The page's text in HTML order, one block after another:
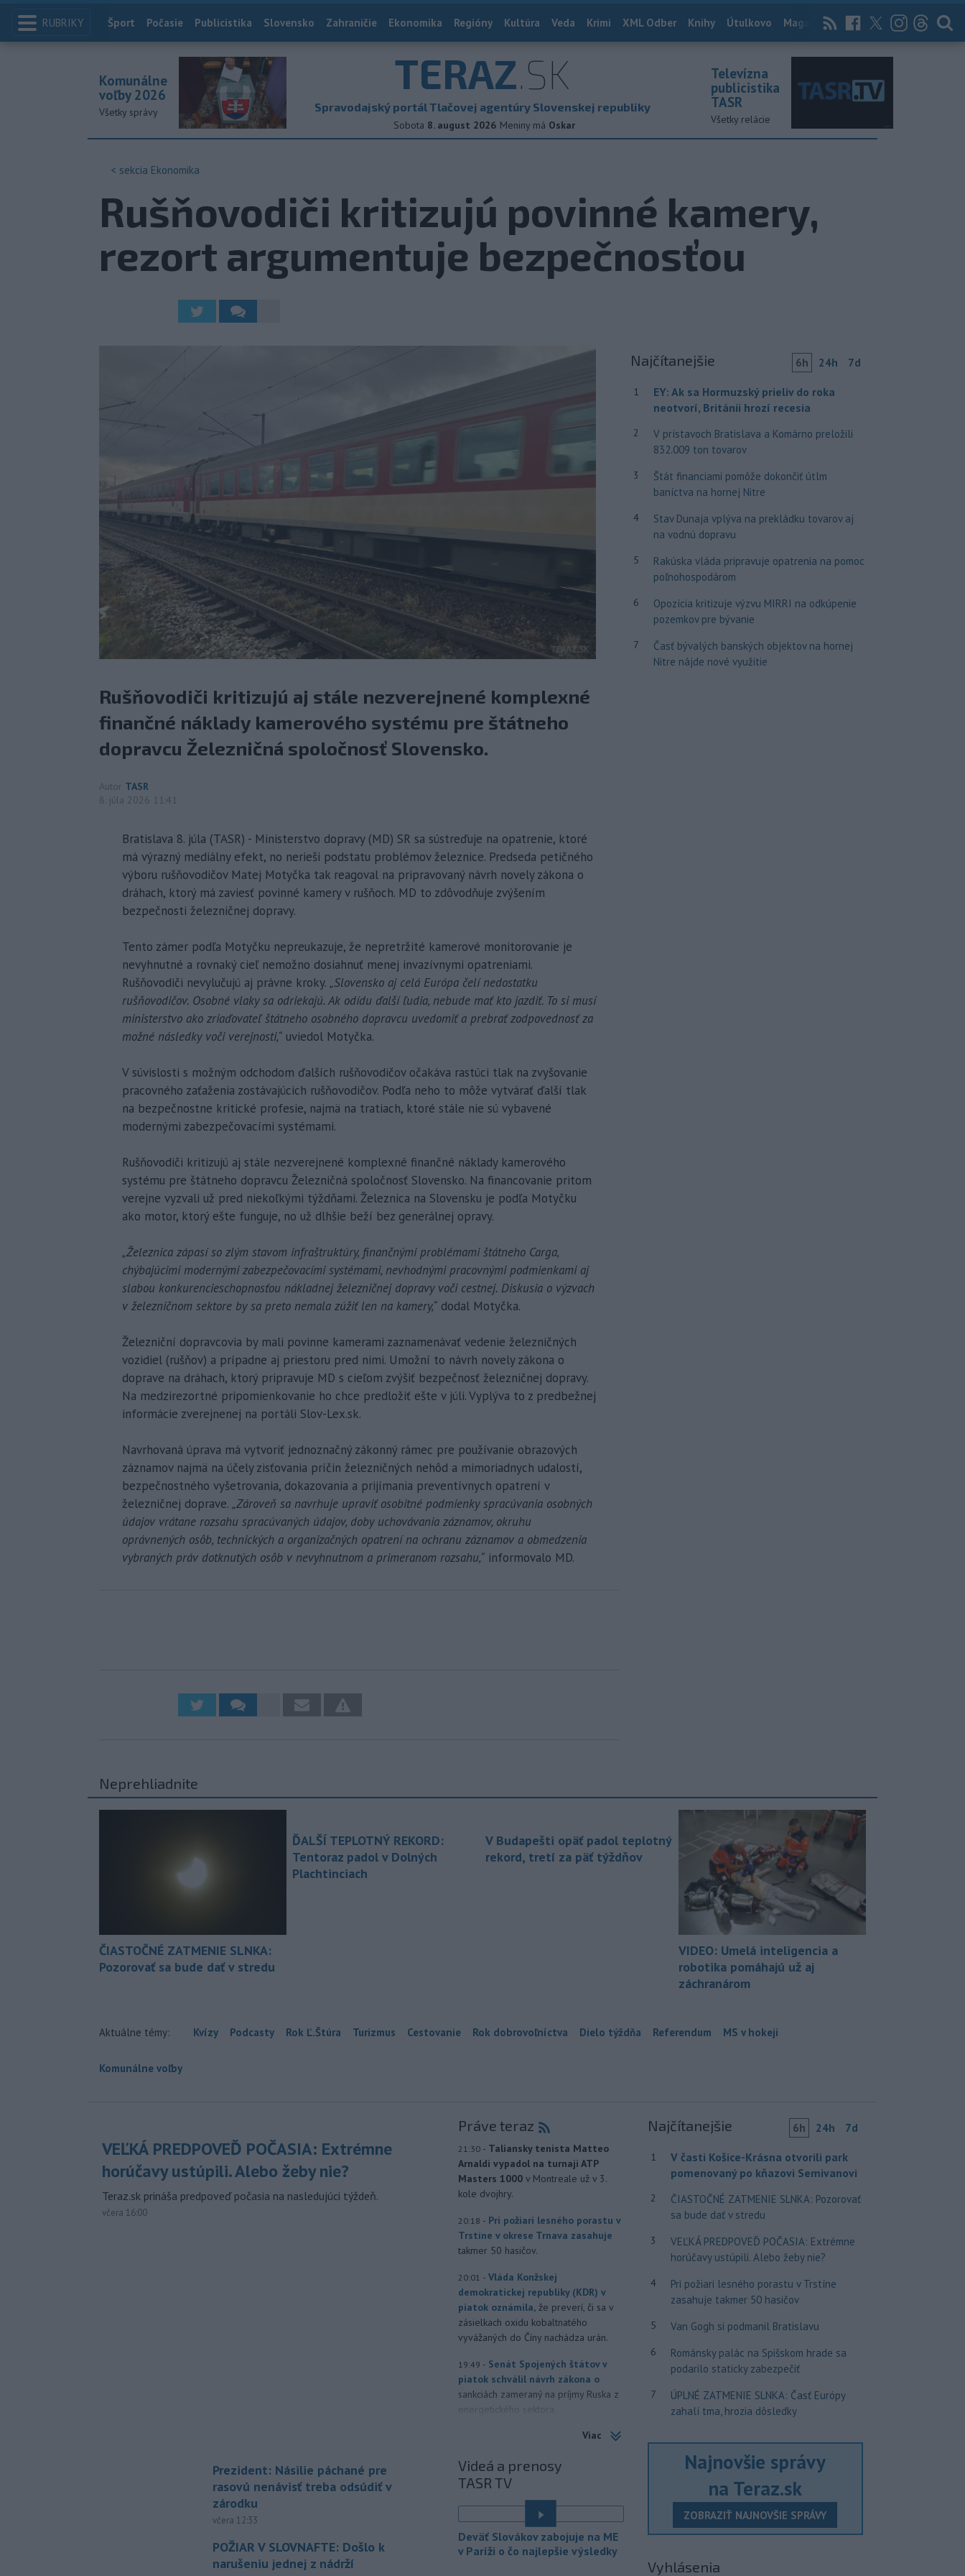
RUBRIKY Index
Šport Počasie Publicistika Slovensko Zahraničie Ekonomika Regióny Kultúra Veda Krimi XML Odber Knihy Útulkovo Magazín News Now Archív
TERAZ.SK
Spravodajský portál Tlačovej agentúry Slovenskej republiky
Sobota 8. august 2026 Meniny má Oskar
Komunálne
voľby 2026
Všetky správy
Televízna
publicistika
TASR
Všetky relácie
< sekcia Ekonomika
Rušňovodiči kritizujú povinné kamery,
rezort argumentuje bezpečnosťou
Rušňovodiči kritizujú aj stále nezverejnené komplexné
finančné náklady kamerového systému pre štátneho
dopravcu Železničná spoločnosť Slovensko.
Autor TASR
8. júla 2026 11:41
Bratislava 8. júla (TASR) - Ministerstvo dopravy (MD) SR sa sústreďuje na opatrenie, ktoré
má výrazný mediálny efekt, no nerieši podstatu problémov železnice. Predseda petičného
výboru rušňovodičov Matej Motyčka tak reagoval na pripravovaný návrh novely zákona o
dráhach, ktorý má zaviesť povinné kamery v rušňoch. MD to zdôvodňuje zvýšením
bezpečnosti železničnej dopravy.
Tento zámer podľa Motyčku nepreukazuje, že nepretržité kamerové monitorovanie je
nevyhnutné a rovnaký cieľ nemožno dosiahnuť menej invazívnymi opatreniami.
Rušňovodiči nevylučujú aj právne kroky. „Slovensko aj celá Európa čelí nedostatku
rušňovodičov. Osobné vlaky sa odriekajú. Ak odídu ďalší ľudia, nebude mať kto jazdiť. To si musí
ministerstvo ako zriaďovateľ štátneho osobného dopravcu uvedomiť a prebrať zodpovednosť za
možné následky voči verejnosti,“ uviedol Motyčka.
V súvislosti s možným odchodom ďalších rušňovodičov očakáva rastúci tlak na zvyšovanie
pracovného zaťaženia zostávajúcich rušňovodičov. Podľa neho to môže vytvárať ďalší tlak
na bezpečnostne kritické profesie, najmä na tratiach, ktoré stále nie sú vybavené
modernými zabezpečovacími systémami.
Rušňovodiči kritizujú aj stále nezverejnené komplexné finančné náklady kamerového
systému pre štátneho dopravcu Železničná spoločnosť Slovensko. Na financovanie pritom
verejne vyzvali už pred niekoľkými týždňami. Železnica na Slovensku je podľa Motyčku
ako motor, ktorý ešte funguje, no už dlhšie beží bez generálnej opravy.
„Železnica zápasí so zlým stavom infraštruktúry, finančnými problémami štátneho Carga,
chýbajúcimi modernými zabezpečovacími systémami, nevhodnými pracovnými podmienkami aj
slabou konkurencieschopnosťou nákladnej železničnej dopravy voči cestnej. Diskusia o výzvach
v železničnom sektore by sa preto nemala zúžiť len na kamery,“ dodal Motyčka.
Železniční dopravcovia by mali povinne kamerami zaznamenávať vedenie železničných
vozidiel (rušňov) a prípadne aj priestoru pred nimi. Umožní to návrh novely zákona o
doprave na dráhach, ktorý pripravuje MD s cieľom zvýšiť bezpečnosť železničnej dopravy.
Na medzirezortné pripomienkovanie ho chce predložiť ešte v júli. Vyplýva to z predbežnej
informácie zverejnenej na portáli Slov-Lex.sk.
Navrhovaná úprava má vytvoriť jednoznačný zákonný rámec pre používanie obrazových
záznamov najmä na účely zisťovania príčin železničných nehôd a mimoriadnych udalostí,
bezpečnostného vyšetrovania, dokazovania a prijímania preventívnych opatrení v
železničnej doprave. „Zároveň sa navrhuje upraviť osobitné podmienky spracúvania osobných
údajov vrátane rozsahu spracúvaných údajov, doby uchovávania záznamov, okruhu
oprávnených osôb, technických a organizačných opatrení na ochranu záznamov a obmedzenia
vybraných práv dotknutých osôb v nevyhnutnom a primeranom rozsahu,“ informovalo MD.
Najčítanejšie 6h 24h 7d
1
EY: Ak sa Hormuzský prieliv do roka
neotvorí, Británii hrozí recesia
2
V prístavoch Bratislava a Komárno preložili
832.009 ton tovarov
3
Štát financiami pomôže dokončiť útlm
baníctva na hornej Nitre
4
Stav Dunaja vplýva na prekládku tovarov aj
na vodnú dopravu
5
Rakúska vláda pripravuje opatrenia na pomoc
poľnohospodárom
6
Opozícia kritizuje výzvu MIRRI na odkúpenie
pozemkov pre bývanie
7
Časť bývalých banských objektov na hornej
Nitre nájde nové využitie
Neprehliadnite
ČIASTOČNÉ ZATMENIE SLNKA:
Pozorovať sa bude dať v stredu
ĎALŠÍ TEPLOTNÝ REKORD:
Tentoraz padol v Dolných
Plachtinciach
V Budapešti opäť padol teplotný
rekord, tretí za päť týždňov
VIDEO: Umelá inteligencia a
robotika pomáhajú už aj
záchranárom
Aktuálne témy: Kvízy Podcasty Rok Ľ.Štúra Turizmus Cestovanie Rok dobrovoľníctva Dielo týždňa Referendum MS v hokeji
Komunálne voľby
VEĽKÁ PREDPOVEĎ POČASIA: Extrémne
horúčavy ustúpili. Alebo žeby nie?
Teraz.sk prináša predpoveď počasia na nasledujúci týždeň.
včera 16:00
Prezident: Násilie páchané pre
rasovú nenávisť treba odsúdiť v
zárodku
včera 12:33
POŽIAR V SLOVNAFTE: Došlo k
narušeniu jednej z nádrží
Práve teraz
21:30 - Taliansky tenista Matteo
Arnaldi vypadol na turnaji ATP
Masters 1000 v Montreale už v 3.
kole dvojhry.
20:18 - Pri požiari lesného porastu v
Trstíne v okrese Trnava zasahuje
takmer 50 hasičov.
20:01 - Vláda Konžskej
demokratickej republiky (KDR) v
piatok oznámila, že preverí, či sa v
zásielkach oxidu kobaltnatého
vyvážaných do Číny nachádza urán.
19:49 - Senát Spojených štátov v
piatok schválil návrh zákona o
sankciách zameraný na príjmy Ruska z
energetického sektora.
Slovenská polícia prispela k
ktorý sa podarilo ukončiť
právoplatným odsúdením páchateľa v
15:21 - Piatkový požiar v
bratislavskej rafinérii Slovnaft je
pod kontrolou.Príčina jeho vzniku
Viac
Videá a prenosy
TASR TV
Deväť Slovákov zabojuje na ME
v Paríži o čo najlepšie výsledky
Najčítanejšie 6h 24h 7d
1
V časti Košice-Krásna otvorili park
pomenovaný po kňazovi Semivanovi
2
ČIASTOČNÉ ZATMENIE SLNKA: Pozorovať
sa bude dať v stredu
3
VEĽKÁ PREDPOVEĎ POČASIA: Extrémne
horúčavy ustúpili. Alebo žeby nie?
4
Pri požiari lesného porastu v Trstíne
zasahuje takmer 50 hasičov
5 Van Gogh si podmanil Bratislavu
6
Románsky palác na Spišskom hrade sa
podarilo staticky zabezpečiť
7
ÚPLNÉ ZATMENIE SLNKA: Časť Európy
zahalí tma, hrozia dôsledky
Najnovšie správy
na Teraz.sk
ZOBRAZIŤ NAJNOVŠIE SPRÁVY
Vyhlásenia